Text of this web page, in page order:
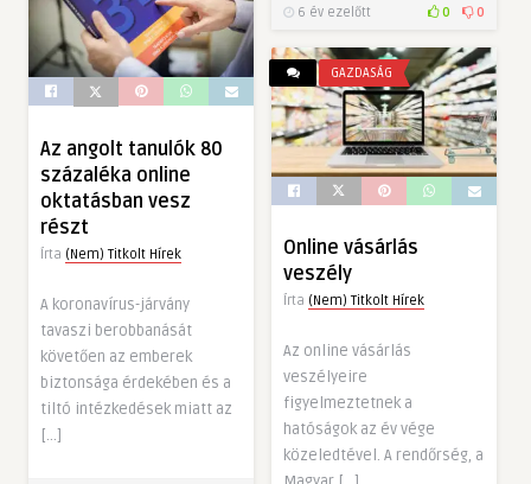
6 év ezelőtt 0 0
Az angolt tanulók 80
százaléka online
oktatásban vesz
részt
Írta (Nem) Titkolt Hírek
A koronavírus-járvány
tavaszi berobbanását
követően az emberek
biztonsága érdekében és a
tiltó intézkedések miatt az
[…]
GAZDASÁG
Online vásárlás
veszély
Írta (Nem) Titkolt Hírek
Az online vásárlás
veszélyeire
figyelmeztetnek a
hatóságok az év vége
közeledtével. A rendőrség, a